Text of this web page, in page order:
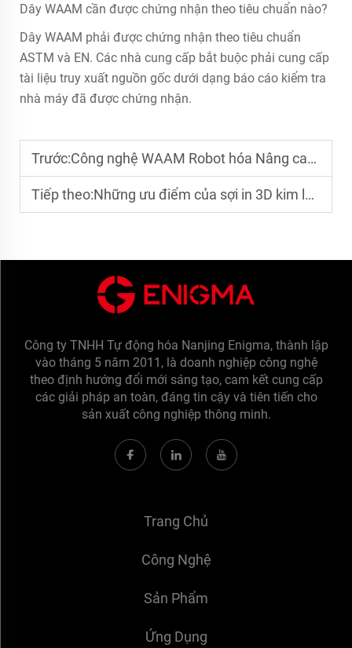
Dây WAAM cần được chứng nhận theo tiêu chuẩn nào?
Dây WAAM phải được chứng nhận theo tiêu chuẩn
ASTM và EN. Các nhà cung cấp bắt buộc phải cung cấp
tài liệu truy xuất nguồn gốc dưới dạng báo cáo kiểm tra
nhà máy đã được chứng nhận.
Trước:Công nghệ WAAM Robot hóa Nâng cao Tính Linh hoạt trong Sản xuất như thế nào?
Tiếp theo:Những ưu điểm của sợi in 3D kim loại so với các loại sợi truyền thống là gì?
Công ty TNHH Tự động hóa Nanjing Enigma, thành lập
vào tháng 5 năm 2011, là doanh nghiệp công nghệ
theo định hướng đổi mới sáng tạo, cam kết cung cấp
các giải pháp an toàn, đáng tin cậy và tiên tiến cho
sản xuất công nghiệp thông minh.
Trang Chủ
Công Nghệ
Sản Phẩm
Ứng Dụng